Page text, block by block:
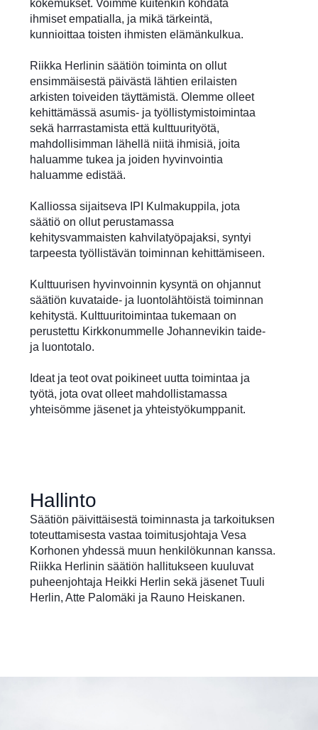
kokemukset. Voimme kuitenkin kohdata
ihmiset empatialla, ja mikä tärkeintä,
kunnioittaa toisten ihmisten elämänkulkua.
Riikka Herlinin säätiön toiminta on ollut
ensimmäisestä päivästä lähtien erilaisten
arkisten toiveiden täyttämistä. Olemme olleet
kehittämässä asumis- ja työllistymistoimintaa
sekä harrrastamista että kulttuurityötä,
mahdollisimman lähellä niitä ihmisiä, joita
haluamme tukea ja joiden hyvinvointia
haluamme edistää.
Kalliossa sijaitseva IPI Kulmakuppila, jota
säätiö on ollut perustamassa
kehitysvammaisten kahvilatyöpajaksi, syntyi
tarpeesta työllistävän toiminnan kehittämiseen.
Kulttuurisen hyvinvoinnin kysyntä on ohjannut
säätiön kuvataide- ja luontolähtöistä toiminnan
kehitystä. Kulttuuritoimintaa tukemaan on
perustettu Kirkkonummelle Johannevikin taide-
ja luontotalo.
Ideat ja teot ovat poikineet uutta toimintaa ja
työtä, jota ovat olleet mahdollistamassa
yhteisömme jäsenet ja yhteistyökumppanit.
Hallinto
Säätiön päivittäisestä toiminnasta ja tarkoituksen
toteuttamisesta vastaa toimitusjohtaja Vesa
Korhonen yhdessä muun henkilökunnan kanssa.
Riikka Herlinin säätiön hallitukseen kuuluvat
puheenjohtaja Heikki Herlin sekä jäsenet Tuuli
Herlin, Atte Palomäki ja Rauno Heiskanen.